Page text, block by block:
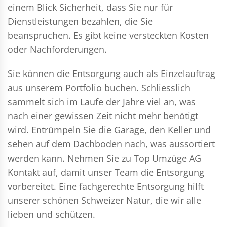
einem Blick Sicherheit, dass Sie nur für
Dienstleistungen bezahlen, die Sie
beanspruchen. Es gibt keine versteckten Kosten
oder Nachforderungen.
Sie können die Entsorgung auch als Einzelauftrag
aus unserem Portfolio buchen. Schliesslich
sammelt sich im Laufe der Jahre viel an, was
nach einer gewissen Zeit nicht mehr benötigt
wird. Entrümpeln Sie die Garage, den Keller und
sehen auf dem Dachboden nach, was aussortiert
werden kann. Nehmen Sie zu Top Umzüge AG
Kontakt auf, damit unser Team die Entsorgung
vorbereitet. Eine fachgerechte Entsorgung hilft
unserer schönen Schweizer Natur, die wir alle
lieben und schützen.